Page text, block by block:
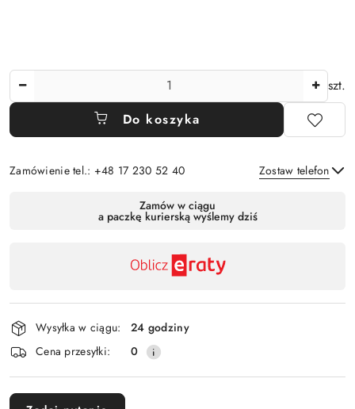
szt.
Do koszyka
Zamówienie tel.: +48 17 230 52 40 Zostaw telefon
Zamów w ciągu
a paczkę kurierską wyślemy dziś
Wysyłka w ciągu:
24 godziny
Cena przesyłki:
0